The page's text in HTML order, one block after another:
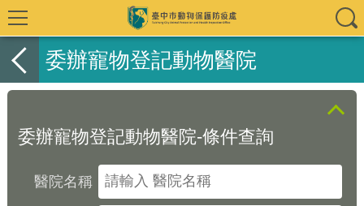
委辦寵物登記動物醫院
委辦寵物登記動物醫院-條件查詢
醫院名稱